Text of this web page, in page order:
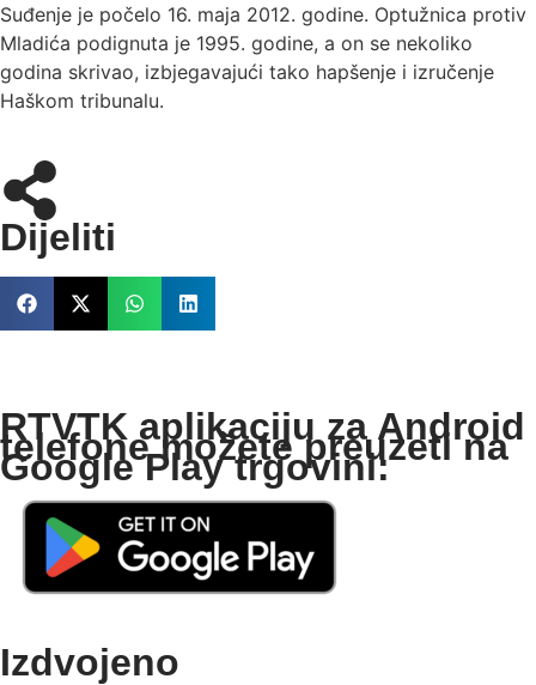
Suđenje je počelo 16. maja 2012. godine. Optužnica protiv
Mladića podignuta je 1995. godine, a on se nekoliko
godina skrivao, izbjegavajući tako hapšenje i izručenje
Haškom tribunalu.
Dijeliti
RTVTK aplikaciju za Android
telefone možete preuzeti na
Google Play trgovini:
Izdvojeno